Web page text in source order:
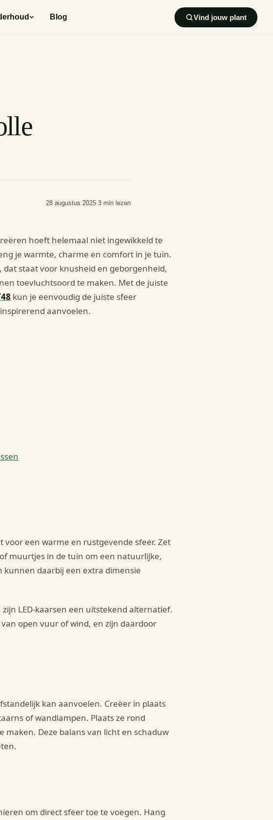
Blog Vind jouw plant
28 augustus 2025·3 min lezen
hoeft helemaal niet ingewikkeld te
je warmte, charme en comfort in je tuin.
staat voor knusheid en geborgenheid,
toevluchtsoord te maken. Met de juiste
kun je eenvoudig de juiste sfeer
aanvoelen.
een warme en rustgevende sfeer. Zet
muurtjes in de tuin om een natuurlijke,
daarbij een extra dimensie
LED-kaarsen een uitstekend alternatief.
open vuur of wind, en zijn daardoor
kan aanvoelen. Creëer in plaats
of wandlampen. Plaats ze rond
Deze balans van licht en schaduw
om direct sfeer toe te voegen. Hang